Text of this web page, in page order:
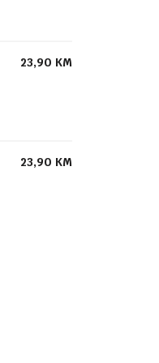
23,90 KM
23,90 KM